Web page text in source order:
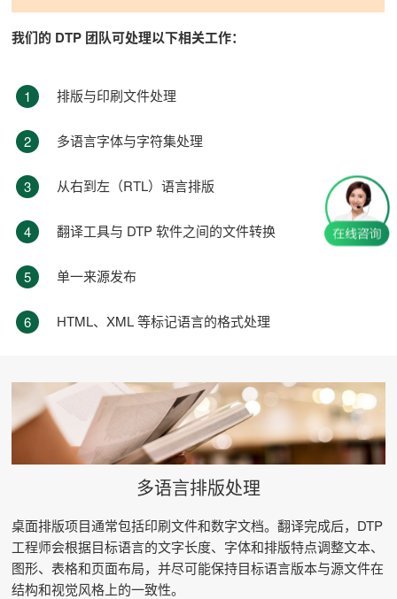
我们的 DTP 团队可处理以下相关工作：
1 排版与印刷文件处理
2 多语言字体与字符集处理
3 从右到左（RTL）语言排版
4 翻译工具与 DTP 软件之间的文件转换
5 单一来源发布
6 HTML、XML 等标记语言的格式处理
多语言排版处理
桌面排版项目通常包括印刷文件和数字文档。翻译完成后，DTP
工程师会根据目标语言的文字长度、字体和排版特点调整文本、
图形、表格和页面布局，并尽可能保持目标语言版本与源文件在
结构和视觉风格上的一致性。